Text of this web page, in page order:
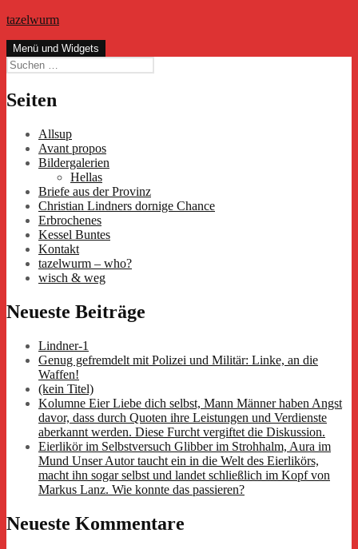
Zum
springen
tazelwurm
Menü und Widgets
Suchen
nach:
Seiten
Allsup
Avant propos
Bildergalerien
Hellas
Briefe aus der Provinz
Christian Lindners dornige Chance
Erbrochenes
Kessel Buntes
Kontakt
tazelwurm – who?
wisch & weg
Neueste Beiträge
Lindner-1
Genug gefremdelt mit Polizei und Militär: Linke, an die
Waffen!
(kein Titel)
Kolumne Eier Liebe dich selbst, Mann Männer haben Angst
davor, dass durch Quoten ihre Leistungen und Verdienste
aberkannt werden. Diese Furcht vergiftet die Diskussion.
Eierlikör im Selbstversuch Glibber im Strohhalm, Aura im
Mund Unser Autor taucht ein in die Welt des Eierlikörs,
macht ihn sogar selbst und landet schließlich im Kopf von
Markus Lanz. Wie konnte das passieren?
Neueste Kommentare